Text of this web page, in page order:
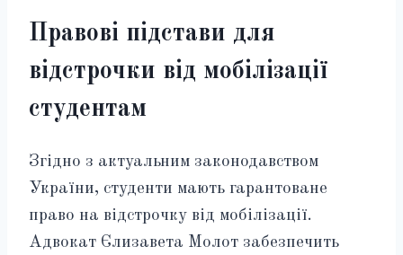
Правові підстави для
відстрочки від мобілізації
студентам
Згідно з актуальним законодавством
України, студенти мають гарантоване
право на відстрочку від мобілізації.
Адвокат Єлизавета Молот забезпечить